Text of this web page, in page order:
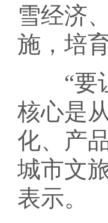
雪经济
施，培
“要让
核心是
化、产
城市文
表示。